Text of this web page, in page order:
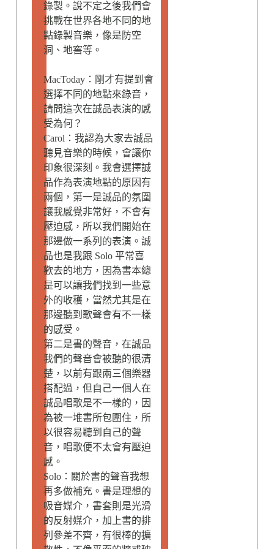
錄製。說不定之後我們會
挑戰在世界各地不同的地
點錄製音樂，像是防空
洞、地窖等。
MacToday：剛才有提到會
選擇不同的地點來錄音，
請問這次在誠品表演的感
受為何？
Carol：我認為大家去誠品
聽見音樂的時候，會讓你
印象很深刻。我會選擇誠
品作為表演地點的原因有
兩個，第一是誠品的氛圍
讓我感覺非常好，不會有
壓迫感，所以我們開始在
那邊做一系列的表演。誠
品也是我跟 Solo 平常喜
歡去的地方，因為書本總
是可以讓我們找到一些意
外的收穫，當然尤其是在
那邊聽到歌聲會有不一樣
的感受。
第二是書的聲音，在誠品
我們的聲音會被聽的很清
楚，以前有跟兩三個樂器
搭配過，但自己一個人在
誠品唱歌是不一樣的，因
為被一堆書所包圍住，所
以很容易聽到自己的聲
音，唱歌便不太會有壓迫
感。
Solo：關於書的聲音我想
再多做補充。書是理想的
吸音媒介，書套則是光滑
的反射媒介，加上書的排
列參差不齊，有很棒的擴